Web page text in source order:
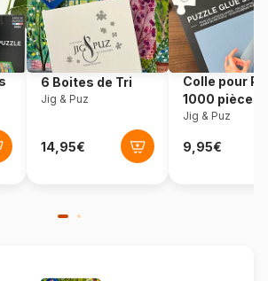
500 pièces
45 x 61 cm
6 Boites de Tri
Jig & Puz
Colle pour
1000 pièces
Jig & Puz